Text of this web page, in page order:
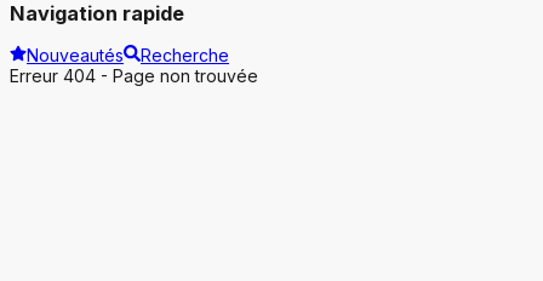
Navigation rapide
Nouveautés
Recherche
Erreur 404 - Page non trouvée